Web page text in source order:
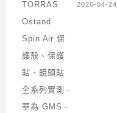
2026-04-24